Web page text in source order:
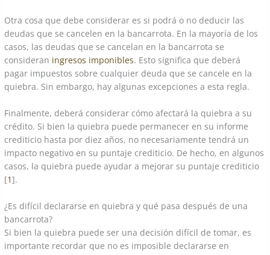
Otra cosa que debe considerar es si podrá o no deducir las
deudas que se cancelen en la bancarrota. En la mayoría de los
casos, las deudas que se cancelan en la bancarrota se
consideran ingresos imponibles. Esto significa que deberá
pagar impuestos sobre cualquier deuda que se cancele en la
quiebra. Sin embargo, hay algunas excepciones a esta regla.
Finalmente, deberá considerar cómo afectará la quiebra a su
crédito. Si bien la quiebra puede permanecer en su informe
crediticio hasta por diez años, no necesariamente tendrá un
impacto negativo en su puntaje crediticio. De hecho, en algunos
casos, la quiebra puede ayudar a mejorar su puntaje crediticio
[1].
¿Es difícil declararse en quiebra y qué pasa después de una
bancarrota?
Si bien la quiebra puede ser una decisión difícil de tomar, es
importante recordar que no es imposible declararse en